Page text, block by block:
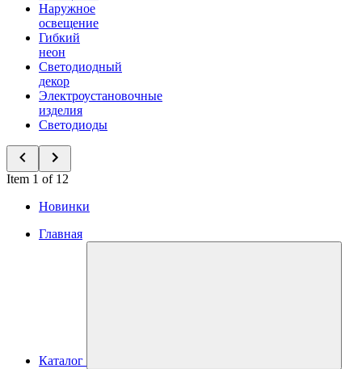
Наружное
освещение
Гибкий
неон
Светодиодный
декор
Электроустановочные
изделия
Светодиоды
Item 1 of 12
Новинки
Главная
Каталог